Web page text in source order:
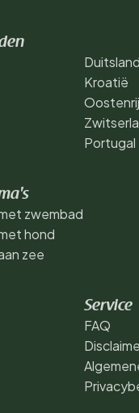
Duitsland
Kroatië
Portugal
zwembad
hond
zee
Service
FAQ